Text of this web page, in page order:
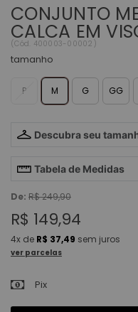
CONJUNTO
CALCA EM
(Cód. 400003-00002 )
tamanho
P M G GG
Descubra seu
Tabela de Medidas
De: R$ 249,90
R$ 149,94
4x de R$ 37,49 sem juros
ver parcelas
Pix